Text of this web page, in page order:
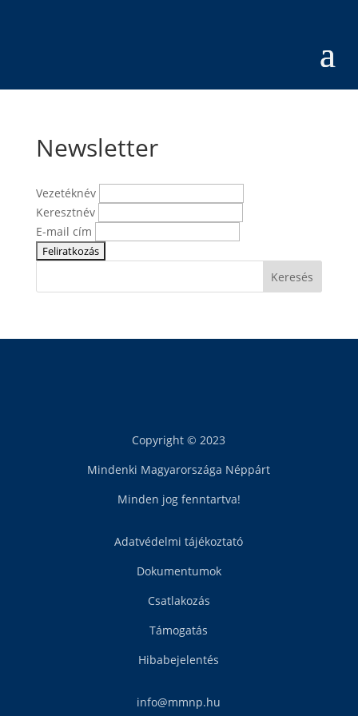
Newsletter
Vezetéknév
Keresztnév
E-mail cím
Keresés
Copyright © 2023
Mindenki Magyarországa Néppárt
Minden jog fenntartva!
Adatvédelmi tájékoztató
Dokumentumok
Csatlakozás
Támogatás
Hibabejelentés
info@mmnp.hu